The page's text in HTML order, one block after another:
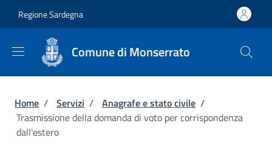
Regione Sardegna
Comune di Monserrato
Briciole di pane
Home / Servizi / Anagrafe e stato civile /
Trasmissione della domanda di voto per corrispondenza
dall'estero